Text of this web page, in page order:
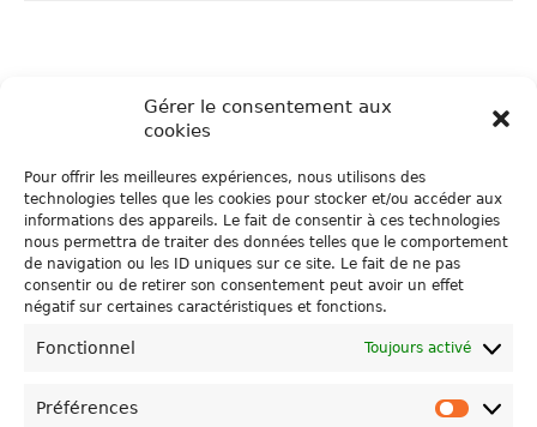
Gérer le consentement aux
cookies
Pour offrir les meilleures expériences, nous utilisons des
technologies telles que les cookies pour stocker et/ou accéder aux
informations des appareils. Le fait de consentir à ces technologies
nous permettra de traiter des données telles que le comportement
de navigation ou les ID uniques sur ce site. Le fait de ne pas
consentir ou de retirer son consentement peut avoir un effet
négatif sur certaines caractéristiques et fonctions.
Fonctionnel Toujours activé
Préférences
QUAND UN PRODUCTEUR DE CACAO DE BELVAS SE
REND AU SUPERMARCHÉ
MENART